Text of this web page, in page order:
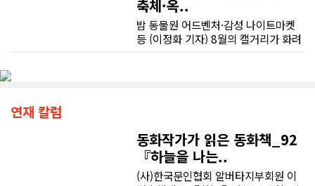
축체·옥..
밤 동물원 어드벤처·감성 나이트마켓
등 (이정화 기자) 8월의 캘거리가 화려
8일 한인의 날 축제 "밤 10시까지 K푸
드·K팝 무대 확장"캘거리의 여름 밤 낭
만은 이번 주말, 우리 동포들이 이끄는
거대한 축제의 장에서 첫 번째 정점을
연재 칼럼
동화작가가 읽은 동화책_92
『하늘을 나는..
(사)한국문인협회 알버타지부회원 이